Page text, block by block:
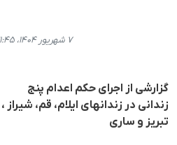
۷ شهریور ۱۴۰۴، ۲۱:۴۵
گزارشی از اجرای حکم اعدام پنج
زندانی در زندانهای ایلام، قم، شیراز ،
تبریز و ساری